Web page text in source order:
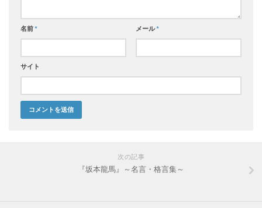
名前* メール*
サイト
次の記事
『坂本龍馬』～名言・格言集～